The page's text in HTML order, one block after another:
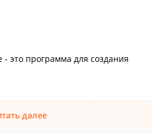
это программа для создания
далее